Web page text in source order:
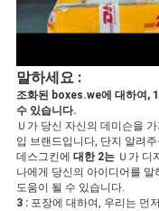
말하세요 :
조화된 boxes.we에 대하여,
수 있습니다.
Ｕ가 당신 자신의 데미슨을
입 브랜드입니다, 단지 알려
데스그킨에 대한 2는Ｕ가 디
나에게 당신의 아이디어를
도움이 될 수 있습니다.
3 : 포장에 대하여, 우리는 먼